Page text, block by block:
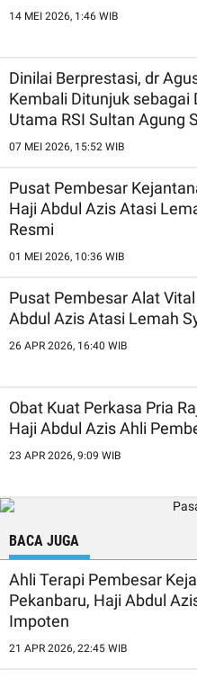
14 MEI 2026, 1:46 WIB
Dinilai Berprestasi, dr
Kembali Ditunjuk sebagai
Utama RSI Sultan Agung
07 MEI 2026, 15:52 WIB
Pusat Pembesar
Haji Abdul Azis Atasi
Resmi
01 MEI 2026, 10:36 WIB
Pusat Pembesar Alat
Abdul Azis Atasi Lemah
26 APR 2026, 16:40 WIB
Obat Kuat Perkasa Pria
Haji Abdul Azis Ahli
23 APR 2026, 9:09 WIB
BACA JUGA
Ahli Terapi Pembesar
Pekanbaru, Haji Abdul
Impoten
21 APR 2026, 22:45 WIB